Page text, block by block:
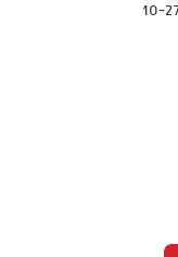
10-